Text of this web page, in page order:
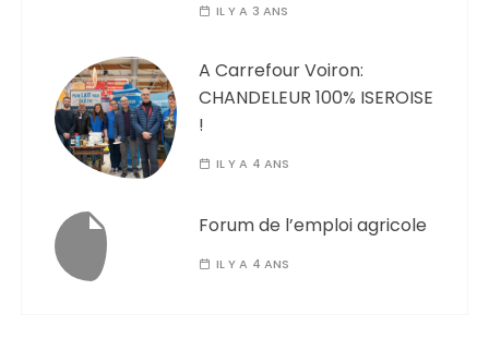
IL Y A 3 ANS
A Carrefour Voiron:
CHANDELEUR 100% ISEROISE
!
IL Y A 4 ANS
Forum de l’emploi agricole
IL Y A 4 ANS